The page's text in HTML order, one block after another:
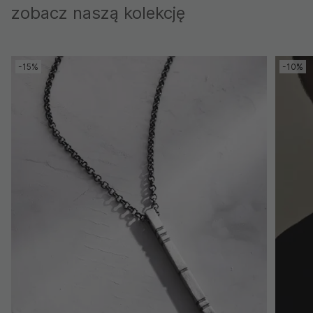
zobacz naszą kolekcję
-15% -10%